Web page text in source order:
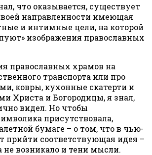
что оказывается, существует
направленности имеющая
и интимные цели, на которой
изображения православных
православных храмов на
транспорта или про
ковры, кухонные скатерти и
Христа и Богородицы, я знал,
видел. Но чтобы
присутствовала,
бумаге – о том, что в чью-
прийти соответствующая идея –
не возникало и тени мысли.